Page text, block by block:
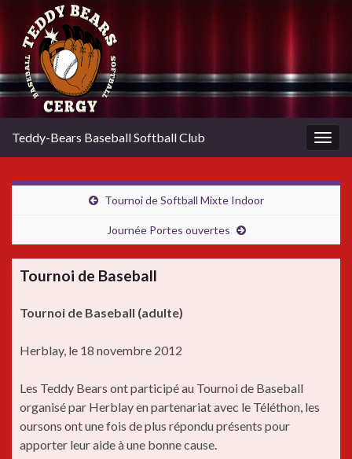
Teddy-Bears Baseball Softball Club
Tournoi de Softball Mixte Indoor
Journée Portes ouvertes
Tournoi de Baseball
Tournoi de Baseball (adulte)
Herblay, le 18 novembre 2012
Les Teddy Bears ont participé au Tournoi de Baseball
organisé par Herblay en partenariat avec le Téléthon, les
oursons ont une fois de plus répondu présents pour
apporter leur aide à une bonne cause.